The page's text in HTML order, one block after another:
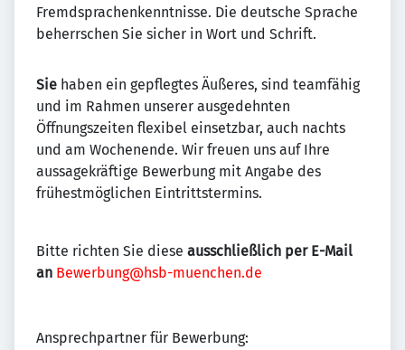
Fremdsprachenkenntnisse. Die deutsche Sprache
beherrschen Sie sicher in Wort und Schrift.
Sie haben ein gepflegtes Äußeres, sind teamfähig
und im Rahmen unserer ausgedehnten
Öffnungszeiten flexibel einsetzbar, auch nachts
und am Wochenende. Wir freuen uns auf Ihre
aussagekräftige Bewerbung mit Angabe des
frühestmöglichen Eintrittstermins.
Bitte richten Sie diese ausschließlich per E-Mail
an Bewerbung@hsb-muenchen.de
Ansprechpartner für Bewerbung: